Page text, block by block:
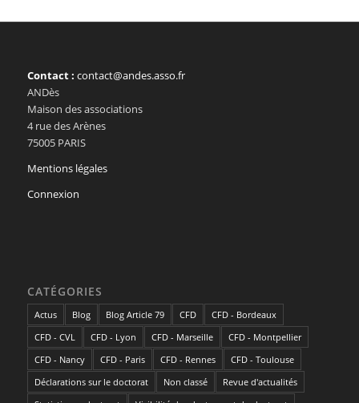
Contact : contact@andes.asso.fr
ANDès
Maison des associations
4 rue des Arènes
75005 PARIS
Mentions légales
Connexion
CATÉGORIES
Actus Blog Blog Article 79 CFD
CFD - Bordeaux
CFD - CVL
CFD - Lyon CFD - Marseille
CFD - Montpellier
CFD - Nancy
CFD - Paris CFD - Rennes
CFD - Toulouse
Déclarations sur le doctorat
Non classé
Revue d'actualités